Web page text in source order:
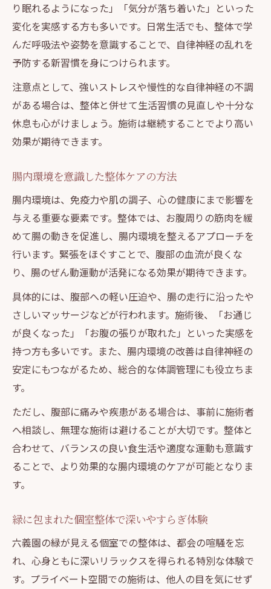
り眠れるようになった」「気分が落ち着いた」といった
変化を実感する方も多いです。日常生活でも、整体で学
んだ呼吸法や姿勢を意識することで、自律神経の乱れを
予防する新習慣を身につけられます。
注意点として、強いストレスや慢性的な自律神経の不調
がある場合は、整体と併せて生活習慣の見直しや十分な
休息も心がけましょう。施術は継続することでより高い
効果が期待できます。
腸内環境を意識した整体ケアの方法
腸内環境は、免疫力や肌の調子、心の健康にまで影響を
与える重要な要素です。整体では、お腹周りの筋肉を緩
めて腸の動きを促進し、腸内環境を整えるアプローチを
行います。緊張をほぐすことで、腹部の血流が良くな
り、腸のぜん動運動が活発になる効果が期待できます。
具体的には、腹部への軽い圧迫や、腸の走行に沿ったや
さしいマッサージなどが行われます。施術後、「お通じ
が良くなった」「お腹の張りが取れた」といった実感を
持つ方も多いです。また、腸内環境の改善は自律神経の
安定にもつながるため、総合的な体調管理にも役立ちま
す。
ただし、腹部に痛みや疾患がある場合は、事前に施術者
へ相談し、無理な施術は避けることが大切です。整体と
合わせて、バランスの良い食生活や適度な運動も意識す
ることで、より効果的な腸内環境のケアが可能となりま
す。
緑に包まれた個室整体で深いやすらぎ体験
六義園の緑が見える個室での整体は、都会の喧騒を忘
れ、心身ともに深いリラックスを得られる特別な体験で
す。プライベート空間での施術は、他人の目を気にせず